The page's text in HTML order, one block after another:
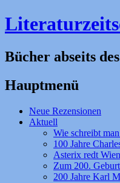
Bücher abseits
Hauptmenü
Zum
Inhalt
Neue Rezensionen
Aktuell
Wie schreibt
100 Jahre
Asterix redt
Zum 200.
200 Jahre Karl